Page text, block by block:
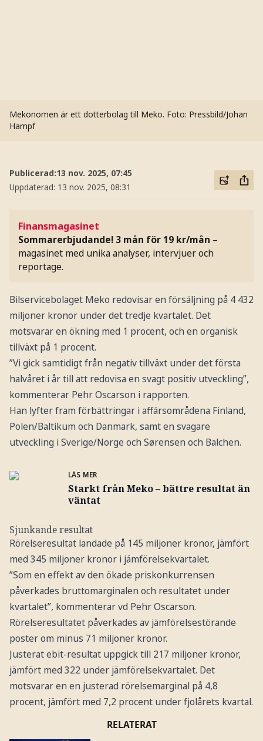
Mekonomen är ett dotterbolag till Meko. Foto: Pressbild/Johan
Hampf
Publicerad:13 nov. 2025, 07:45
Uppdaterad: 13 nov. 2025, 08:31
Finansmagasinet
Sommarerbjudande! 3 mån för 19 kr/mån –
magasinet med unika analyser, intervjuer och
reportage.
Bilservicebolaget Meko redovisar en försäljning på 4 432
miljoner kronor under det tredje kvartalet. Det
motsvarar en ökning med 1 procent, och en organisk
tillväxt på 1 procent.
”Vi gick samtidigt från negativ tillväxt under det första
halvåret i år till att redovisa en svagt positiv utveckling”,
kommenterar Pehr Oscarson i rapporten.
Han lyfter fram förbättringar i affärsområdena Finland,
Polen/Baltikum och Danmark, samt en svagare
utveckling i Sverige/Norge och Sørensen och Balchen.
LÄS MER
Starkt från Meko – bättre resultat än
väntat
Sjunkande resultat
Rörelseresultat landade på 145 miljoner kronor, jämfört
med 345 miljoner kronor i jämförelsekvartalet.
”Som en effekt av den ökade priskonkurrensen
påverkades bruttomarginalen och resultatet under
kvartalet”, kommenterar vd Pehr Oscarson.
Rörelseresultatet påverkades av jämförelsestörande
poster om minus 71 miljoner kronor.
Justerat ebit-resultat uppgick till 217 miljoner kronor,
jämfört med 322 under jämförelsekvartalet. Det
motsvarar en en justerad rörelsemarginal på 4,8
procent, jämfört med 7,2 procent under fjolårets kvartal.
RELATERAT